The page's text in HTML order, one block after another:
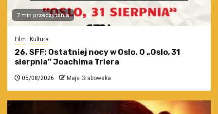
7 min przeczytania
Film Kultura
26. SFF: Ostatniej nocy w Oslo. O „Oslo, 31
sierpnia” Joachima Triera
05/08/2026 Maja Grabowska